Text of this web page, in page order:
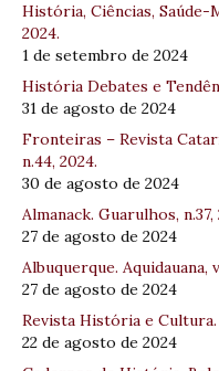
História, Ciências, Saúde-
2024.
1 de setembro de 2024
História Debates e
31 de agosto de 2024
Fronteiras – Revista
n.44, 2024.
30 de agosto de 2024
Almanack. Guarulhos, n.37,
27 de agosto de 2024
Albuquerque. Aquidauana,
27 de agosto de 2024
Revista História e Cultura.
22 de agosto de 2024